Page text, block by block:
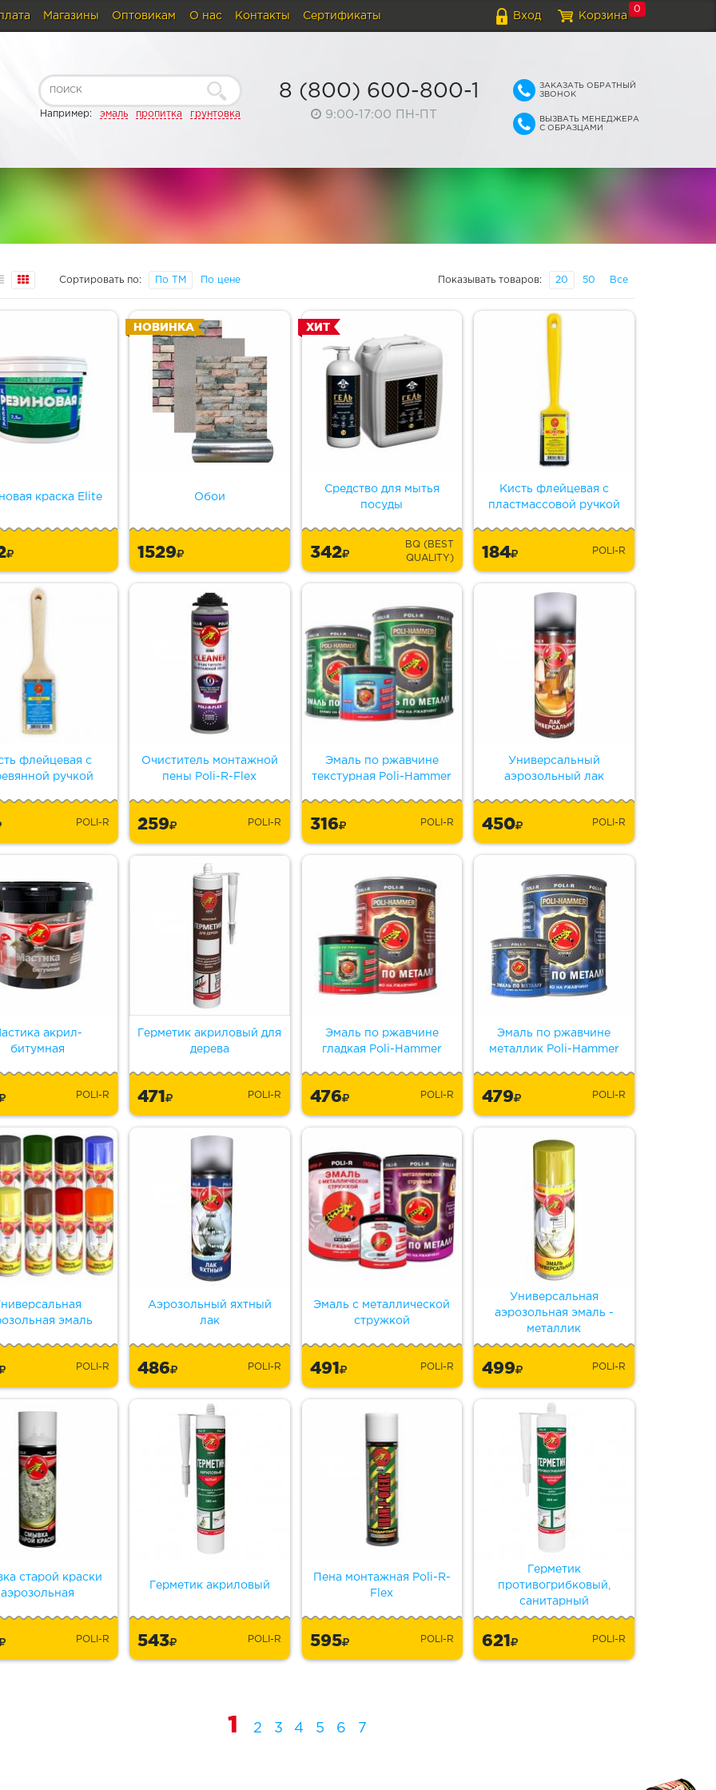
Вход Корзина
0
Магазины Оптовикам О нас Контакты Сертификаты
Например: эмаль пропитка грунтовка
8 (800) 600-800-1
9:00-17:00 ПН-ПТ
ЗАКАЗАТЬ ОБРАТНЫЙ
ЗВОНОК
ВЫЗВАТЬ МЕНЕДЖЕРА
С ОБРАЗЦАМИ
Сортировать по: По ТМ По цене Показывать товаров: 20 50 Все
краска Elite Обои
НОВИНКА
1529
Средство для мытья
посуды
ХИТ
342
BQ (BEST
QUALITY)
Кисть флейцевая с
пластмассовой ручкой
184 POLI-R
флейцевая с
ручкой
POLI-R
Очиститель монтажной
пены Poli-R-Flex
259 POLI-R
Эмаль по ржавчине
текстурная Poli-Hammer
316 POLI-R
Универсальный
аэрозольный лак
450 POLI-R
акрил-
битумная
POLI-R
Герметик акриловый для
дерева
471 POLI-R
Эмаль по ржавчине
гладкая Poli-Hammer
476 POLI-R
Эмаль по ржавчине
металлик Poli-Hammer
479 POLI-R
эмаль
POLI-R
Аэрозольный яхтный
лак
486 POLI-R
Эмаль с металлической
стружкой
491 POLI-R
Универсальная
аэрозольная эмаль -
металлик
499 POLI-R
старой краски
аэрозольная
POLI-R
Герметик акриловый
543 POLI-R
Пена монтажная Poli-R-
Flex
595 POLI-R
Герметик
противогрибковый,
санитарный
621 POLI-R
1 2 3 4 5 6 7